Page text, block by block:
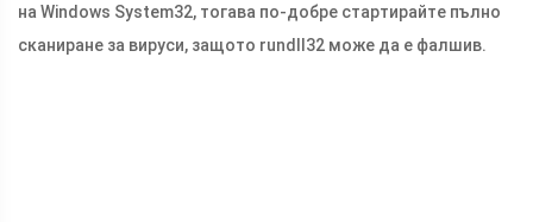
на Windows System32, тогава по-добре стартирайте пълно
сканиране за вируси, защото rundll32 може да е фалшив.